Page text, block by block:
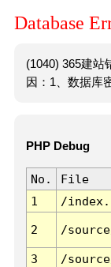
Database
(1040) 365建站
因：1、数据库
PHP Debug
No. File
1
/
2 /
3 /